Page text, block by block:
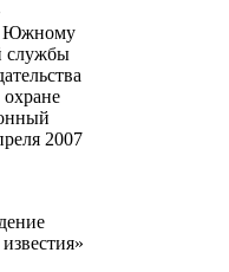
Южному
службы
2007